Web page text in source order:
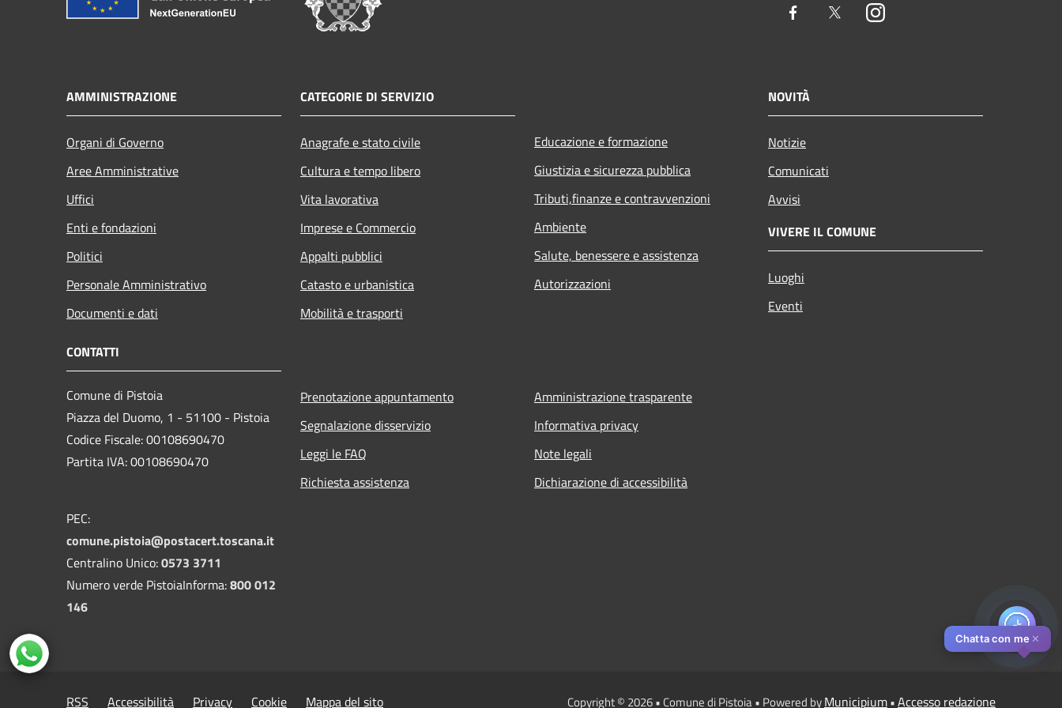
Facebook TwitterInstagram
AMMINISTRAZIONE
Organi di Governo
Aree Amministrative
Uffici
Enti e fondazioni
Politici
Personale Amministrativo
Documenti e dati
CATEGORIE DI SERVIZIO
Anagrafe e stato civile
Cultura e tempo libero
Vita lavorativa
Imprese e Commercio
Appalti pubblici
Catasto e urbanistica
Mobilità e trasporti
Educazione e formazione
Giustizia e sicurezza pubblica
Tributi,finanze e contravvenzioni
Ambiente
Salute, benessere e assistenza
Autorizzazioni
NOVITÀ
Notizie
Comunicati
Avvisi
VIVERE IL COMUNE
Luoghi
Eventi
CONTATTI
Comune di Pistoia
Piazza del Duomo, 1 - 51100 - Pistoia
Codice Fiscale: 00108690470
Partita IVA: 00108690470
PEC:
comune.pistoia@postacert.toscana.it
Centralino Unico:0573 3711
Numero verde PistoiaInforma:800 012
146
Prenotazione appuntamento
Segnalazione disservizio
Leggi le FAQ
Richiesta assistenza
Amministrazione trasparente
Informativa privacy
Note legali
Dichiarazione di accessibilità
RSS Accessibilità Privacy Cookie Mappa del sito Copyright © 2026 • Comune di Pistoia • Powered byMunicipium•Accesso redazione
Chatta con me ✕